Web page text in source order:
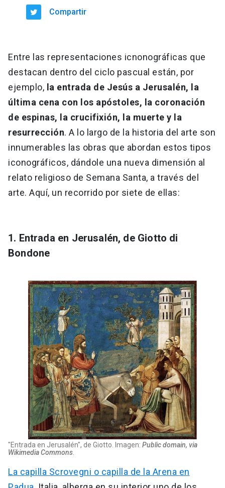
Compartir
Entre las representaciones icnonográficas que
destacan dentro del ciclo pascual están, por
ejemplo, la entrada de Jesús a Jerusalén, la
última cena con los apóstoles, la coronación
de espinas, la crucifixión, la muerte y la
resurrección. A lo largo de la historia del arte son
innumerables las obras que abordan estos tipos
iconográficos, dándole una nueva dimensión al
relato religioso de Semana Santa, a través del
arte. Aquí, un recorrido por siete de ellas:
1. Entrada en Jerusalén, de Giotto di
Bondone
"Entrada en Jerusalén", de Giotto. Imagen: Public domain, via
Wikimedia Commons.
La capilla Scrovegni o capilla de la Arena en